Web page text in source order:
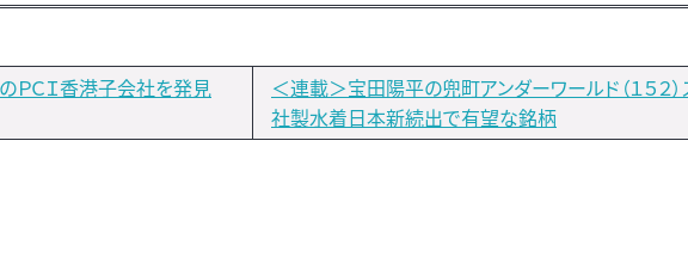
ＰＣＩ香港子会社を発見
＜連載＞宝田陽平の兜町アンダーワールド（１５２
社製水着日本新続出で有望な銘柄